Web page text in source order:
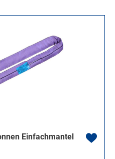
Einfachmantel